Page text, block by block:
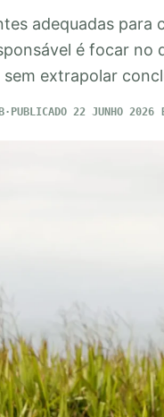
adequadas para
é focar no
sem extrapolar
PUBLICADO 22 JUNHO 2026